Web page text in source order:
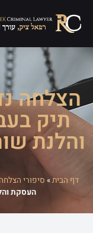
הצלחה
תיק
והלנת
דף הבית» סיפורי הצלחה
העסקת